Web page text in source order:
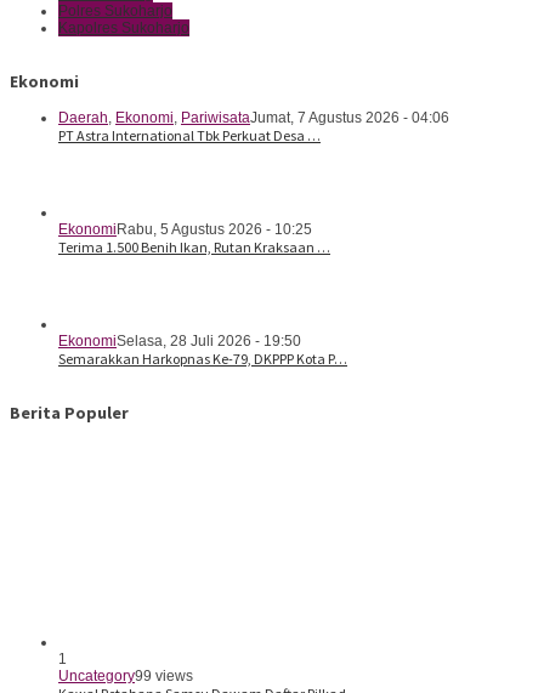
Polres Sukoharjo
Kapolres Sukoharjo
Ekonomi
Daerah, Ekonomi, PariwisataJumat, 7 Agustus 2026 - 04:06
PT Astra International Tbk Perkuat Desa …
Ekonomi Rabu, 5 Agustus 2026 - 10:25
Terima 1.500 Benih Ikan, Rutan Kraksaan …
EkonomiSelasa, 28 Juli 2026 - 19:50
Semarakkan Harkopnas Ke-79, DKPPP Kota P…
Berita Populer
1
Uncategory99 views